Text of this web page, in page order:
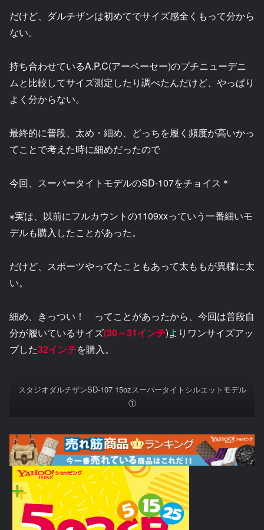
だけど、ダルチザンは初めてでサイズ感全くもって分から
ない。
持ち合わせているA.P.C(アーペーセー)のプチニューデニ
ムと比較してサイズ測定したり調べたんだけど、やっぱり
よく分からない。
最終的に普段、太め・細め、どっちを履く頻度が高いかっ
てことで考えた時に細めだったので
今回、スーパータイトモデルのSD-107をチョイス＊
※実は、以前にフルカウントの1109xxっていう一番細いモ
デルも購入したことがあった。
だけど、スポーツやってたこともあって太ももが異様に太
い。
細め、きっつい！ ってことがあったから、今回は普段自
分が履いているサイズ(30～31インチ)よりワンサイズアッ
プした32インチを購入。
スタジオダルチザンSD-107 15ozスーパータイトシルエットモデル
①